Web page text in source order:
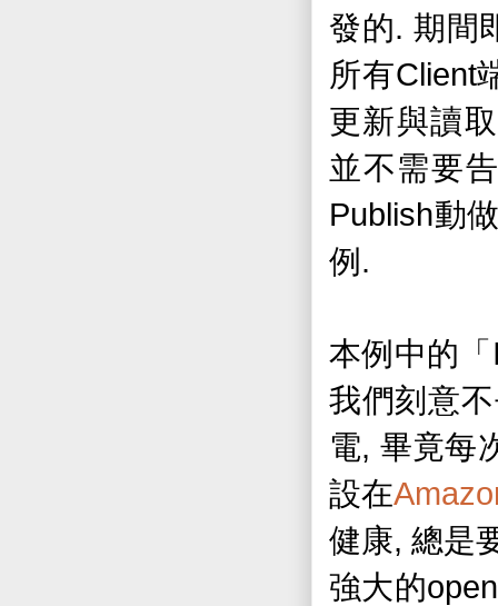
發的.期間
所有Client
更新與讀取
並不需要
Publish動
例 .
本例中的「
我們刻意
電, 畢竟每
設在
健康, 總是
強大的